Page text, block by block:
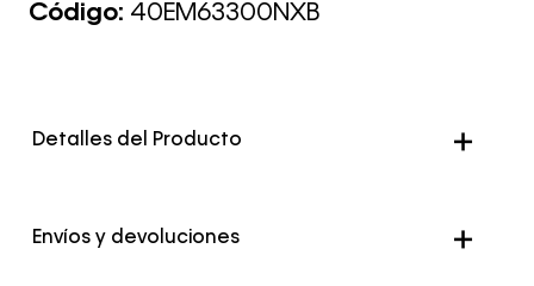
Código: 40EM63300NXB
Detalles del Producto
Envíos y devoluciones